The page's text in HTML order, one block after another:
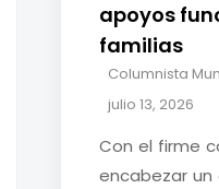
apoyos
familias
Columnista
julio 13, 2026
​Con el firme
encabezar